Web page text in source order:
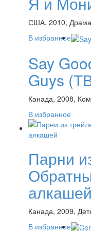
США, 2010,
В избранное
Say
Guys
Канада, 2008,
В избранное
Парни
алкашей
Канада, 2009,
В избранное